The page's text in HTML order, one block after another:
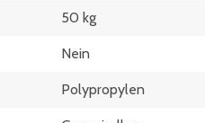
50 kg
Nein
Polypropylen